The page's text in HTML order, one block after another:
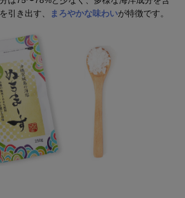
引き出す、
まろやかな味わいが特徴です。